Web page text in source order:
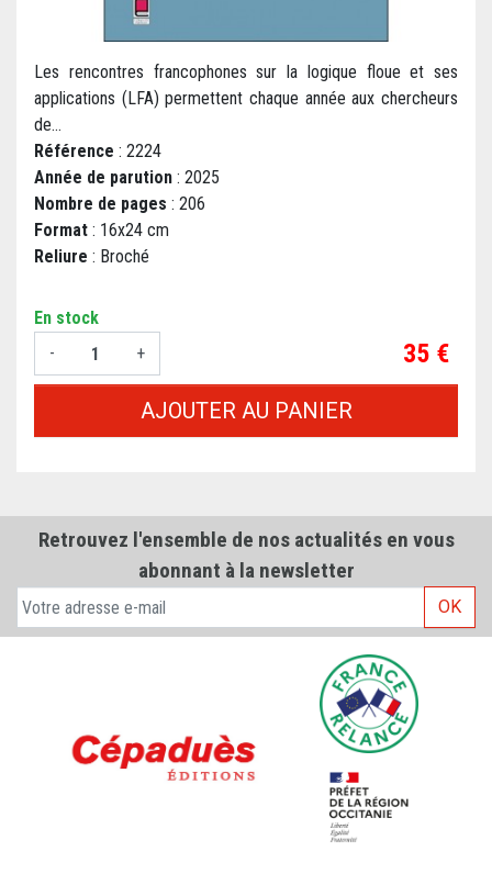
Les rencontres francophones sur la logique floue et ses
applications (LFA) permettent chaque année aux chercheurs
de...
Référence : 2224
Année de parution : 2025
Nombre de pages : 206
Format : 16x24 cm
Reliure : Broché
En stock
-
+ Prix
35 €
AJOUTER AU PANIER
Retrouvez l'ensemble de nos actualités en vous
abonnant à la newsletter
OK